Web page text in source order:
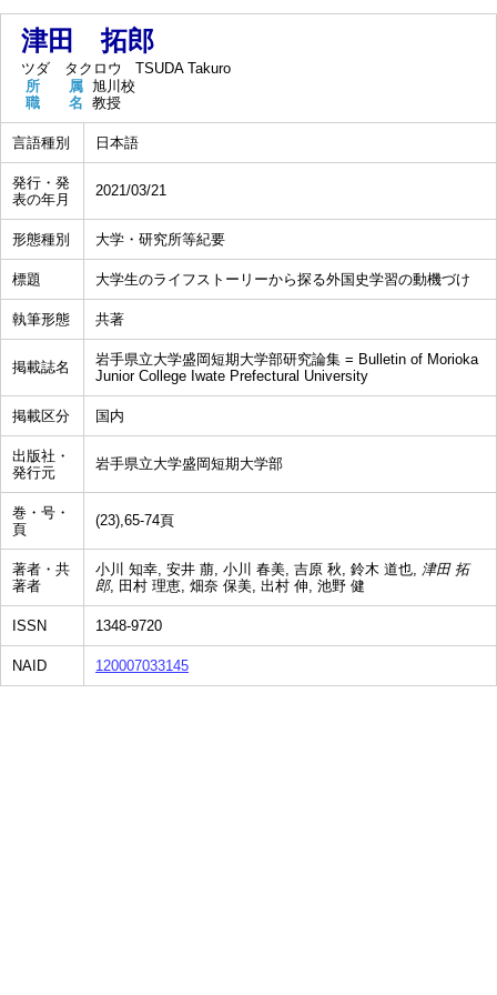
津田 拓郎
ツダ タクロウ
TSUDA Takuro
所 属 旭川校
職 名 教授
言語種別 日本語
発行・発
表の年月
2021/03/21
形態種別 大学・研究所等紀要
標題 大学生のライフストーリーから探る外国史学習の動機づけ
執筆形態 共著
掲載誌名
岩手県立大学盛岡短期大学部研究論集 = Bulletin of Morioka
Junior College Iwate Prefectural University
掲載区分 国内
出版社・
発行元
岩手県立大学盛岡短期大学部
巻・号・
頁
(23),65-74頁
著者・共
著者
小川 知幸, 安井 萠, 小川 春美, 吉原 秋, 鈴木 道也, 津田 拓
郎, 田村 理恵, 畑奈 保美, 出村 伸, 池野 健
ISSN 1348-9720
NAID 120007033145